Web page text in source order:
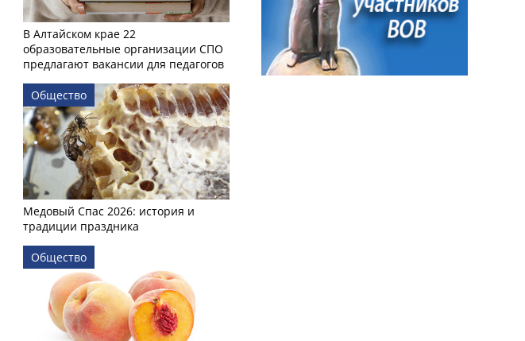
В Алтайском крае 22
образовательные организации СПО
предлагают вакансии для педагогов
Общество
Медовый Спас 2026: история и
традиции праздника
Общество